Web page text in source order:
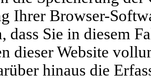
Ihrer Browser-
dass Sie in diesem
dieser Website
hinaus die